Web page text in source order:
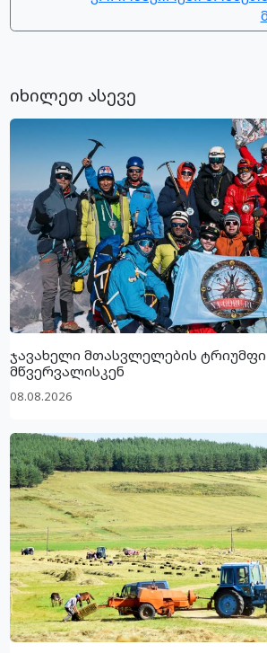
იხილეთ ასევე
ჯავახელი მთასვლელების
მწვერვალისკენ
08.08.2026